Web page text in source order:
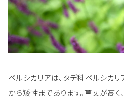
ペルシカリアは、タデ科ペルシカ
から矮性まであります。草丈が高